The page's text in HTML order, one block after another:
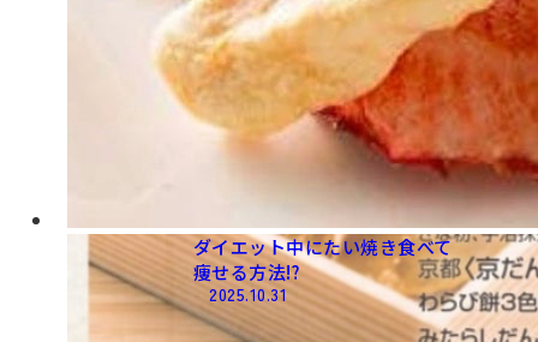
ダイエット中に​たい​焼き​食べて​
痩せる​方法⁉️
2025.10.31